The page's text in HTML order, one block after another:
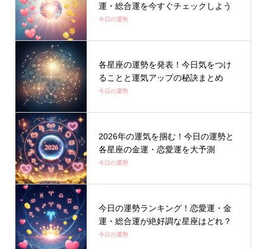
運・総合運を今すぐチェックしよう
今日の運勢
各星座の運勢を発表！今日気をつけ
ることと運気アップの秘訣まとめ
今日の運勢
2026年の運気を掴む！今日の運勢と
各星座の金運・恋愛運を大予測
今日の運勢
今日の運勢ランキング！恋愛運・金
運・総合運が絶好調な星座はどれ？
今日の運勢